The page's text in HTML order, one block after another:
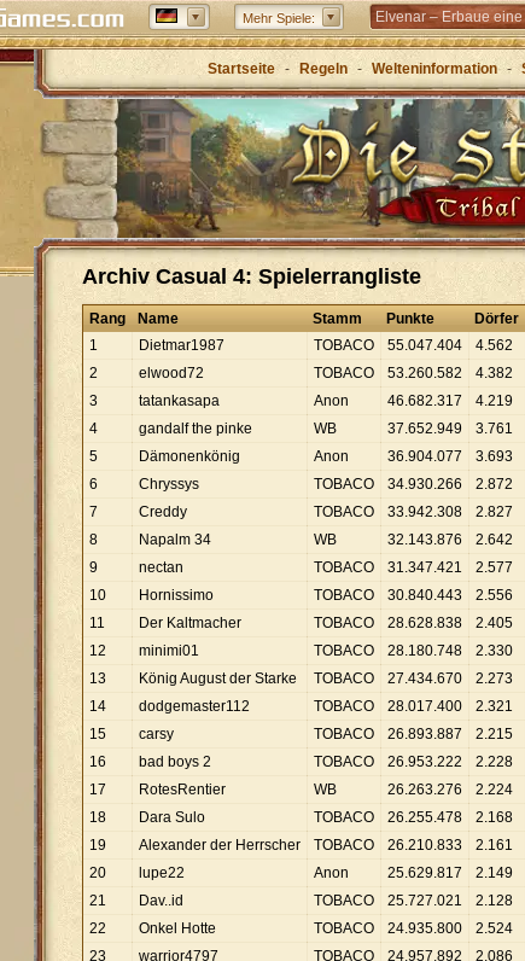
Mehr Spiele: Elvenar – Erbaue
Forge of Empires –
Grepolis – Erbaue
Griechenland
Startseite - Regeln - Welteninformation -
Archiv Casual 4: Spielerrangliste
Rang Name Stamm Punkte Dörfer
1
Dietmar1987 TOBACO 55.047.404 4.562
2
elwood72 TOBACO 53.260.582 4.382
3
tatankasapa Anon 46.682.317 4.219
4
gandalf the pinke WB 37.652.949 3.761
5
Dämonenkönig Anon 36.904.077 3.693
6
Chryssys TOBACO 34.930.266 2.872
7
Creddy TOBACO 33.942.308 2.827
8
Napalm 34 WB 32.143.876 2.642
9
nectan TOBACO 31.347.421 2.577
10
Hornissimo TOBACO 30.840.443 2.556
11
Der Kaltmacher TOBACO 28.628.838 2.405
12
minimi01 TOBACO 28.180.748 2.330
13
König August der Starke TOBACO 27.434.670 2.273
14
dodgemaster112 TOBACO 28.017.400 2.321
15
carsy TOBACO 26.893.887 2.215
16
bad boys 2 TOBACO 26.953.222 2.228
17
RotesRentier WB 26.263.276 2.224
18
Dara Sulo TOBACO 26.255.478 2.168
19
Alexander der Herrscher TOBACO 26.210.833 2.161
20
lupe22 Anon 25.629.817 2.149
21
Dav..id TOBACO 25.727.021 2.128
22
Onkel Hotte TOBACO 24.935.800 2.524
23
warrior4797 TOBACO 24.957.892 2.086